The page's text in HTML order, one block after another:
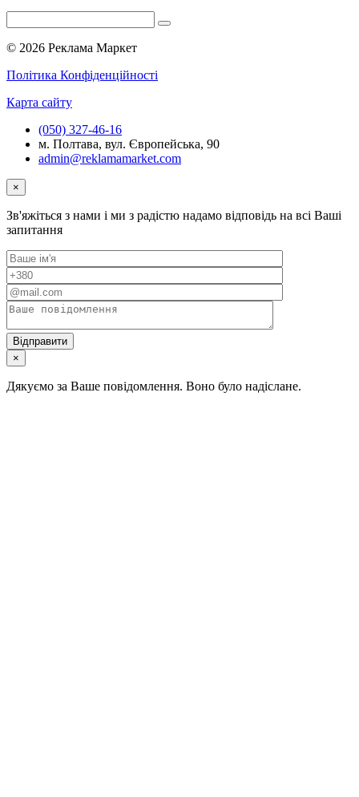
© 2026 Реклама Маркет
Політика Конфіденційності
Карта сайту
(050) 327-46-16
м. Полтава, вул. Європейська, 90
admin@reklamamarket.com
×
Зв'яжіться з нами і ми з радістю надамо відповідь на всі Ваші
запитання
×
Дякуємо за Ваше повідомлення. Воно було надіслане.